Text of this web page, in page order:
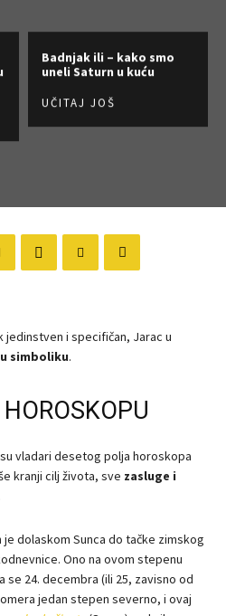
Badnjak ili – kako smo
uneli Saturn u kuću
UČITAJ JOŠ
i specifičan, Jarac u
simboliku.
vladari desetog polja horoskopa
kranji cilj života, sve zasluge i
dolaskom Sunca do tačke zimskog
Ono na ovom stepenu
se 24. decembra (ili 25, zavisno od
jedan stepen severno, i ovaj